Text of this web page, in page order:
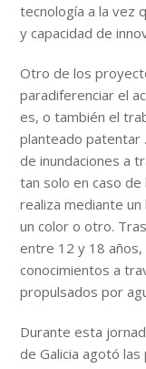
tecnología a la vez
y capacidad de
Otro de los
paradiferenciar el
es, o también el
planteado patentar
de inundaciones a
tan solo en caso de
realiza mediante
un color o otro.
entre 12 y 18
conocimientos a
propulsados por
Durante esta
de Galicia agotó